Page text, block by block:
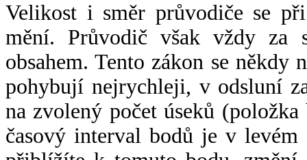
Velikost i směr průvodiče se
mění. Průvodič však vždy za
obsahem. Tento zákon se někdy
pohybují nejrychleji, v odsluní
na zvolený počet úseků
časový interval bodů je v